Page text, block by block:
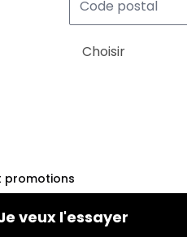
promotions
veux l'essayer